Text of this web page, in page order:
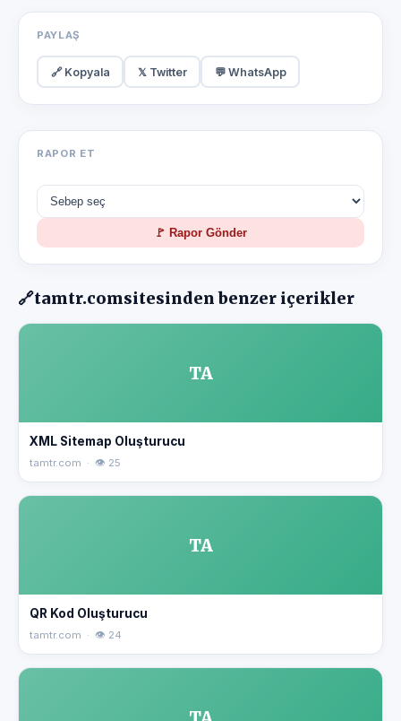
PAYLAŞ
🔗 Kopyala 𝕏 Twitter 💬 WhatsApp
RAPOR ET
🚩 Rapor Gönder
🔗tamtr.comsitesinden benzer içerikler
TA
XML Sitemap Oluşturucu
tamtr.com · 👁 25
TA
QR Kod Oluşturucu
tamtr.com · 👁 24